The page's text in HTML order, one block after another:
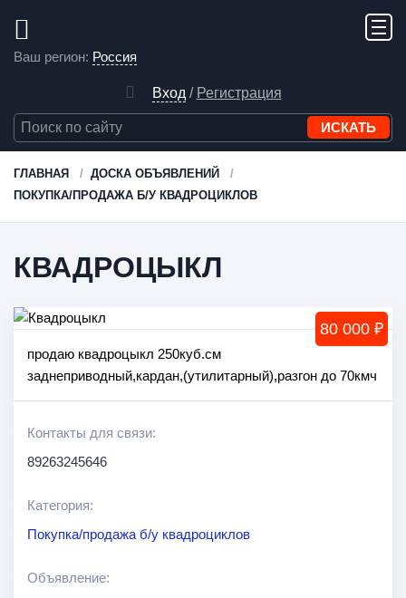
Ваш регион: Россия
Вход / Регистрация
ГЛАВНАЯ
ДОСКА ОБЪЯВЛЕНИЙ
ПОКУПКА/ПРОДАЖА Б/У КВАДРОЦИКЛОВ
КВАДРОЦЫКЛ
80 000 ₽
продаю квадроцыкл 250куб.см
заднеприводный,кардан,(утилитарный),разгон до 70кмч
Контакты для связи:
89263245646
Категория:
Покупка/продажа б/у квадроциклов
Объявление: